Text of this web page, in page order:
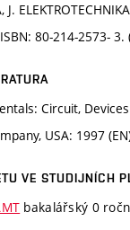
J.
80-214-2573- 3.
Circuit,
USA: 1997
VE STUDIJNÍCH
bakalářský 0